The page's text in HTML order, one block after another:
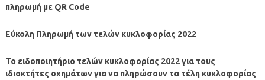
πληρωμή με QR Code
Εύκολη Πληρωμή των τελών κυκλοφορίας 2022
Το ειδοποιητήριο τελών κυκλοφορίας 2022 για τους
ιδιοκτήτες οχημάτων για να πληρώσουν τα τέλη κυκλοφορίας